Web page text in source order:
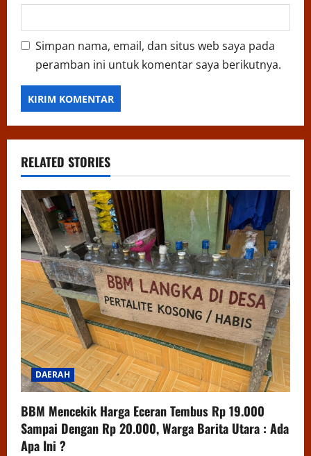
Simpan nama, email, dan situs web saya pada
peramban ini untuk komentar saya berikutnya.
RELATED STORIES
DAERAH
BBM Mencekik Harga Eceran Tembus Rp 19.000
Sampai Dengan Rp 20.000, Warga Barita Utara : Ada
Apa Ini ?